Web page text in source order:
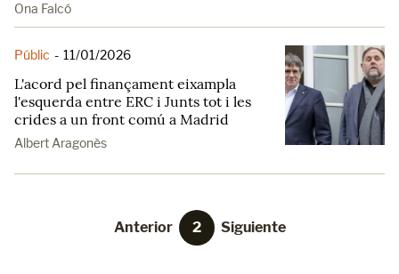
Ona Falcó
Públic - 11/01/2026
L'acord pel finançament eixampla
l'esquerda entre ERC i Junts tot i les
crides a un front comú a Madrid
Albert Aragonès
Anterior 2 Siguiente